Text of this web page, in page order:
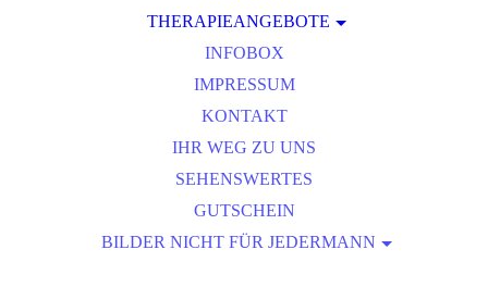
DAS TEAM
ERSTUNTERSUCHUNG
STELLENANGEBOT
UNSERE PHILOSOPHIE
THERAPIEANGEBOTE
AUSLEITUNGSVERFAHREN
BEMER-GEFÄSS-THERAPIE
BLUTEGEL-THERAPIE
CRANIOSAKRALE THERAPIE
FOI
KINESIOTAPING
NEURALTHERAPIE
INFOBOX
IMPRESSUM
KONTAKT
IHR WEG ZU UNS
SEHENSWERTES
GUTSCHEIN
BILDER NICHT FÜR JEDERMANN